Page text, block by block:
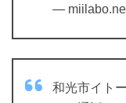
—
和光市イト